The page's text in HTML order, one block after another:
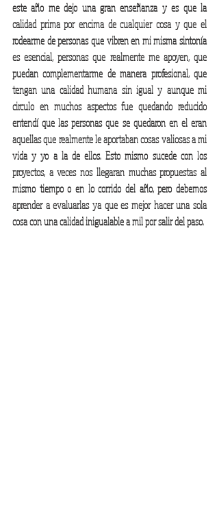
este año me dejo una gran enseñanza y es que la
calidad prima por encima de cualquier cosa y que el
rodearme de personas que vibren en mi misma sintonía
es esencial, personas que realmente me apoyen, que
puedan complementarme de manera profesional, que
tengan una calidad humana sin igual y aunque mi
circulo en muchos aspectos fue quedando reducido
entendí que las personas que se quedaron en el eran
aquellas que realmente le aportaban cosas valiosas a mi
vida y yo a la de ellos. Esto mismo sucede con los
proyectos, a veces nos llegaran muchas propuestas al
mismo tiempo o en lo corrido del año, pero debemos
aprender a evaluarlas ya que es mejor hacer una sola
cosa con una calidad inigualable a mil por salir del paso.